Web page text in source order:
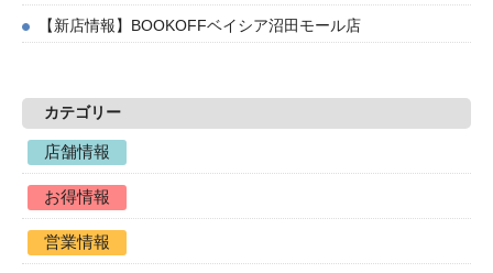
【新店情報】BOOKOFFベイシア沼田モール店
カテゴリー
店舗情報
お得情報
営業情報